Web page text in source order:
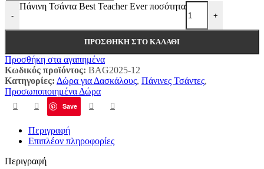
-
Πάνινη Τσάντα Best Teacher Ever ποσότητα
+
ΠΡΟΣΘΉΚΗ ΣΤΟ ΚΑΛΆΘΙ
Προσθήκη στα αγαπημένα
Κωδικός προϊόντος: BAG2025-12
Κατηγορίες: Δώρα για Δασκάλους, Πάνινες Τσάντες,
Προσωποποιημένα Δώρα
Save
Περιγραφή
Επιπλέον πληροφορίες
Περιγραφή